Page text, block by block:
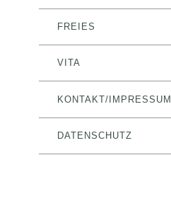
FREIES
VITA
KONTAKT/IMPRESSUM
DATENSCHUTZ